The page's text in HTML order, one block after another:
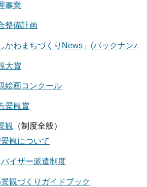
事業
整備計画
かわまちづくりNews」(バックナンバ
大賞
絵画コンクール
景観賞
観 （制度全般）
観について
イザー派遣制度
観づくりガイドブック